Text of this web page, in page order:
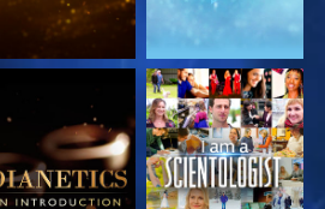
DE SERIE KIJK